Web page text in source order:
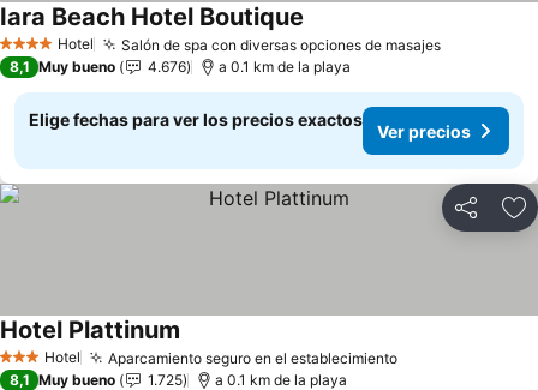
4 EstrellasHotel Salón de spa con diversas opciones de masajes
Iara Beach Hotel Boutique
8,1 Muy bueno 4.676 a 0.1 km de la playa
Elige fechas para ver los precios exactos
Ver precios
Compartir
3 Estrellas
Hotel Aparcamiento seguro en el establecimiento
Hotel Plattinum
8,1 Muy bueno 1.725 a 0.1 km de la playa